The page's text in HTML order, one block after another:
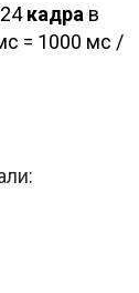
кадра в
= 1000 мс /